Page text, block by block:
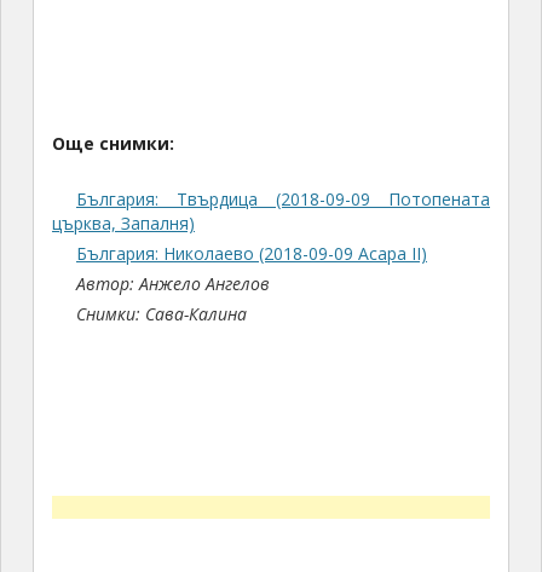
Още снимки:
България: Твърдица (2018-09-09 Потопената
църква, Запалня)
България: Николаево (2018-09-09 Асара II)
Автор: Анжело Ангелов
Снимки: Сава-Калина